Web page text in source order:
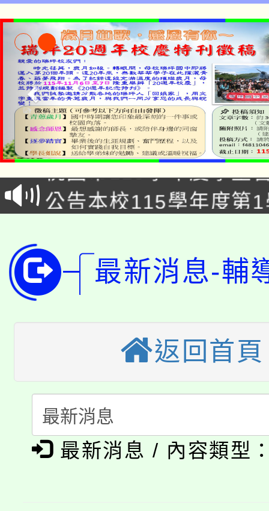
「2026金融保險知識
車」活動
桃園市115學年度學生
生本土語及新住民語歌
公告本校115學年度第
代理(課)教師甄選結果(
轉知中國文化大學推廣
《TA101》溝通分析基
程，歡迎學生輔導中心
心理、諮商輔導、社會
系所師生報名參加。
轉知苗栗縣政府辦理
縣市「校園短影音徵選
門員」簡章及活動海報
踴躍報名參加。
「桃園市補助參觀特色
展演活動實施計畫」
義教育推展貢獻獎」
「2026 ART TAIPEI臺
博覽會」之「藝術教育
「2026金融保險知識
車」活動
桃園市115學年度學生
最新消息-輔
返回首頁
最新消息 / 內容類型